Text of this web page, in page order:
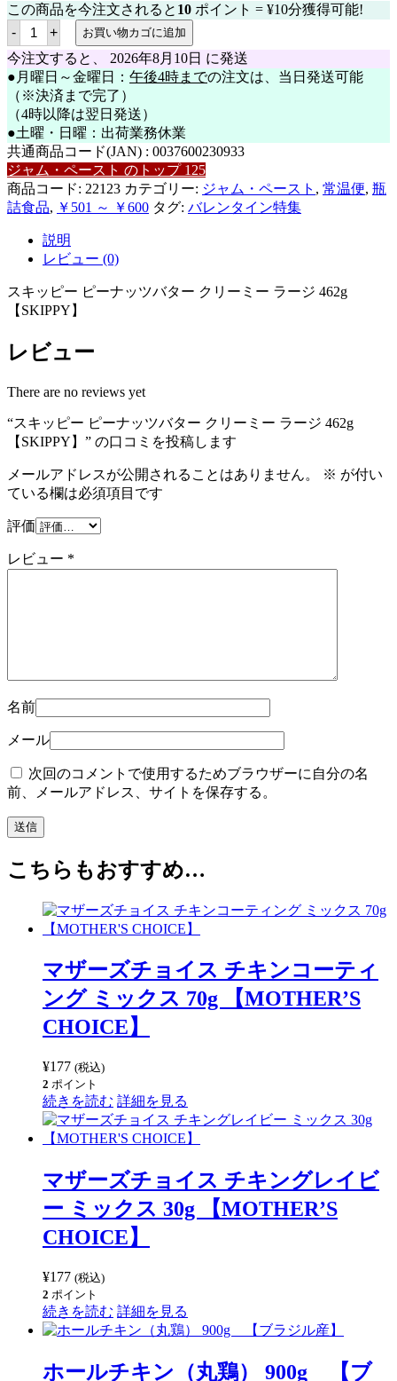
この商品を今注文されると 10 ポイント = ¥10分獲得可能!
- ス
キ
ッ
ピ
ー
ピ
ー
ナ
ッ
ツ
バ
タ
ー
ク
ー
ー
ー
ジ
個
+ お買い物カゴに追加
今注文すると、 2026年8月10日 に発送
●月曜日～金曜日： 午後4時までの注文は、当日発送可能
（※決済まで完了）
（4時以降は翌日発送）
●土曜・日曜：出荷業務休業
共通商品コード(JAN) : 0037600230933
ジャム・ペースト のトップ 125
商品コード: 22123 カテゴリー: ジャム・ペースト , 常温便, 瓶
詰食品, ￥501 ～ ￥600 タグ: バレンタイン特集
説明
レビュー (0)
スキッピー ピーナッツバター クリーミー ラージ 462g
【SKIPPY】
レビュー
There are no reviews yet
“スキッピー ピーナッツバター クリーミー ラージ 462g
【SKIPPY】” の口コミを投稿します
メールアドレスが公開されることはありません。 ※ が付い
ている欄は必須項目です
評価
レビュー *
名前
メール
次回のコメントで使用するためブラウザーに自分の名
前、メールアドレス、サイトを保存する。
こちらもおすすめ…
マザーズチョイス チキンコーティ
ング ミックス 70g 【MOTHER’S
CHOICE】
¥177 (税込)
2 ポイント
続きを読む 詳細を見る
マザーズチョイス チキングレイビ
ー ミックス 30g 【MOTHER’S
CHOICE】
¥177 (税込)
2 ポイント
続きを読む 詳細を見る
ホールチキン（丸鶏） 900g 【ブ